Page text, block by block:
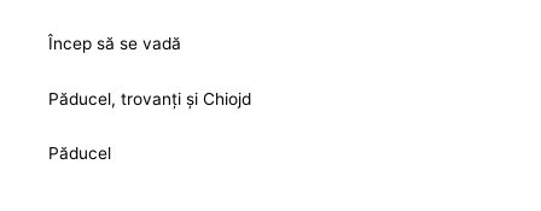
Încep să se vadă
Păducel, trovanți și Chiojd
Păducel